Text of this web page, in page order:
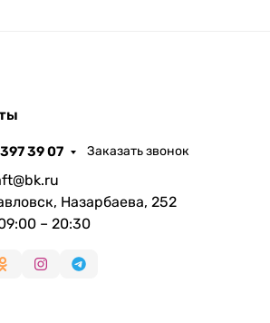
39 07 Заказать звонок
Назарбаева, 252
– 20:30